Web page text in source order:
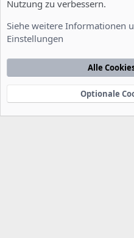
Nutzungsbedingungen
Startseite
e
Community platform by XenForo® ©
xenDach©2010-2014
Nutzung zu verbessern.
Siehe weitere Informationen
Einstellungen
Alle
Optionale